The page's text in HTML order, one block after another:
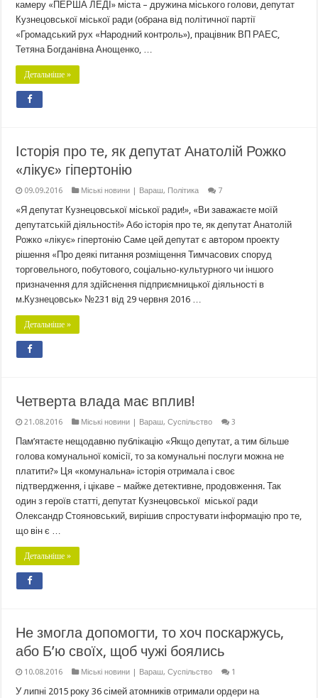
камеру «ПЕРША ЛЕДІ» міста – дружина міського голови, депутат
Кузнецовської міської ради (обрана від політичної партії
«Громадський рух «Народний контроль»), працівник ВП РАЕС,
Тетяна Богданівна Анощенко, …
Детальніше »
Історія про те, як депутат Анатолій Рожко
«лікує» гіпертонію
09.09.2016 Міські новини | Вараш, Політика 7
«Я депутат Кузнецовської міської ради!», «Ви заважаєте моїй
депутатській діяльності!» Або історія про те, як депутат Анатолій
Рожко «лікує» гіпертонію Саме цей депутат є автором проекту
рішення «Про деякі питання розміщення Тимчасових споруд
торговельного, побутового, соціально-культурного чи іншого
призначення для здійснення підприємницької діяльності в
м.Кузнецовськ» №231 від 29 червня 2016 …
Детальніше »
Четверта влада має вплив!
21.08.2016 Міські новини | Вараш,Суспільство 3
Пам’ятаєте нещодавню публікацію «Якщо депутат, а тим більше
голова комунальної комісії, то за комунальні послуги можна не
платити?» Ця «комунальна» історія отримала і своє
підтвердження, і цікаве – майже детективне, продовження. Так
один з героїв статті, депутат Кузнецовської міської ради
Олександр Стояновський, вирішив спростувати інформацію про те,
що він є …
Детальніше »
Не змогла допомогти, то хоч поскаржусь,
або Б’ю своїх, щоб чужі боялись
10.08.2016 Міські новини | Вараш,Суспільство 1
У липні 2015 року 36 сімей атомників отримали ордери на